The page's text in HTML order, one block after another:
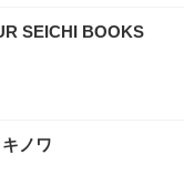
SEICHI BOOKS
ノワ